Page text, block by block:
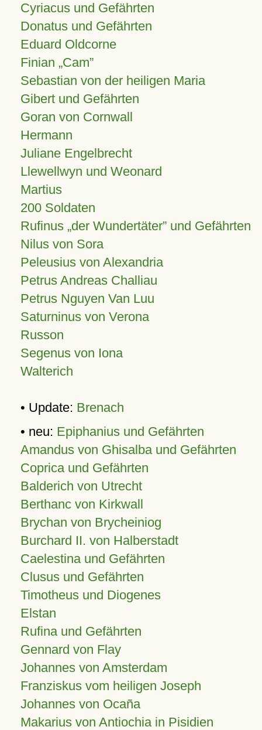
Cyriacus und Gefährten
Donatus und Gefährten
Eduard Oldcorne
Finian Cam
Sebastian von der heiligen Maria
Gibert und Gefährten
Goran von Cornwall
Hermann
Juliane Engelbrecht
Llewellwyn und Weonard
Martius
200 Soldaten
Rufinus „der Wundertäter” und Gefährten
Nilus von Sora
Peleusius von Alexandria
Petrus Andreas Challiau
Petrus Nguyen Van Luu
Saturninus von Verona
Russon
Segenus von Iona
Walterich
• Update: Brenach
• neu: Epiphanius und Gefährten
Amandus von Ghisalba und Gefährten
Coprica und Gefährten
Balderich von Utrecht
Berthanc von Kirkwall
Brychan von Brycheiniog
Burchard II. von Halberstadt
Caelestina und Gefährten
Clusus und Gefährten
Timotheus und Diogenes
Elstan
Rufina und Gefährten
Gennard von Flay
Johannes von Amsterdam
Franziskus vom heiligen Joseph
Johannes von Ocaña
Makarius von Antiochia in Pisidien